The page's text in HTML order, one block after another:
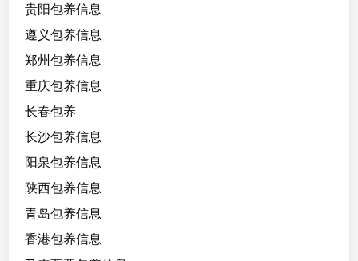
贵阳包养信息
遵义包养信息
郑州包养信息
重庆包养信息
长春包养
长沙包养信息
阳泉包养信息
陕西包养信息
青岛包养信息
香港包养信息